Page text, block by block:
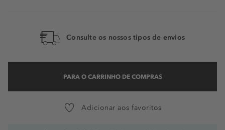
Consulte os nossos tipos de envios
PARA O CARRINHO DE COMPRAS
Adicionar aos favoritos